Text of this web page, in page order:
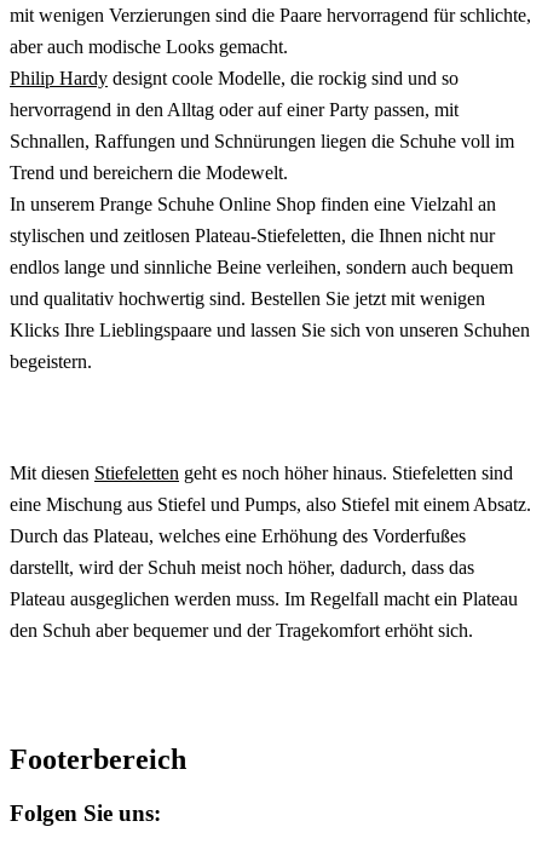
mit wenigen Verzierungen sind die Paare hervorragend für schlichte,
aber auch modische Looks gemacht.
Philip Hardy designt coole Modelle, die rockig sind und so
hervorragend in den Alltag oder auf einer Party passen, mit
Schnallen, Raffungen und Schnürungen liegen die Schuhe voll im
Trend und bereichern die Modewelt.
In unserem Prange Schuhe Online Shop finden eine Vielzahl an
stylischen und zeitlosen Plateau-Stiefeletten, die Ihnen nicht nur
endlos lange und sinnliche Beine verleihen, sondern auch bequem
und qualitativ hochwertig sind. Bestellen Sie jetzt mit wenigen
Klicks Ihre Lieblingspaare und lassen Sie sich von unseren Schuhen
begeistern.
Mit diesen Stiefeletten geht es noch höher hinaus. Stiefeletten sind
eine Mischung aus Stiefel und Pumps, also Stiefel mit einem Absatz.
Durch das Plateau, welches eine Erhöhung des Vorderfußes
darstellt, wird der Schuh meist noch höher, dadurch, dass das
Plateau ausgeglichen werden muss. Im Regelfall macht ein Plateau
den Schuh aber bequemer und der Tragekomfort erhöht sich.
Footerbereich
Folgen Sie uns: